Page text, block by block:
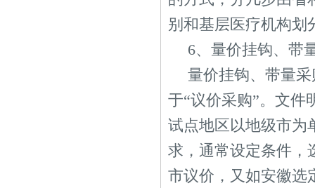
别和基层医疗机构划
6、量价挂钩、带
量价挂钩、带量
于“议价采购”。文件
试点地区以地级市为
求，通常设定条件，
市议价，又如安徽选